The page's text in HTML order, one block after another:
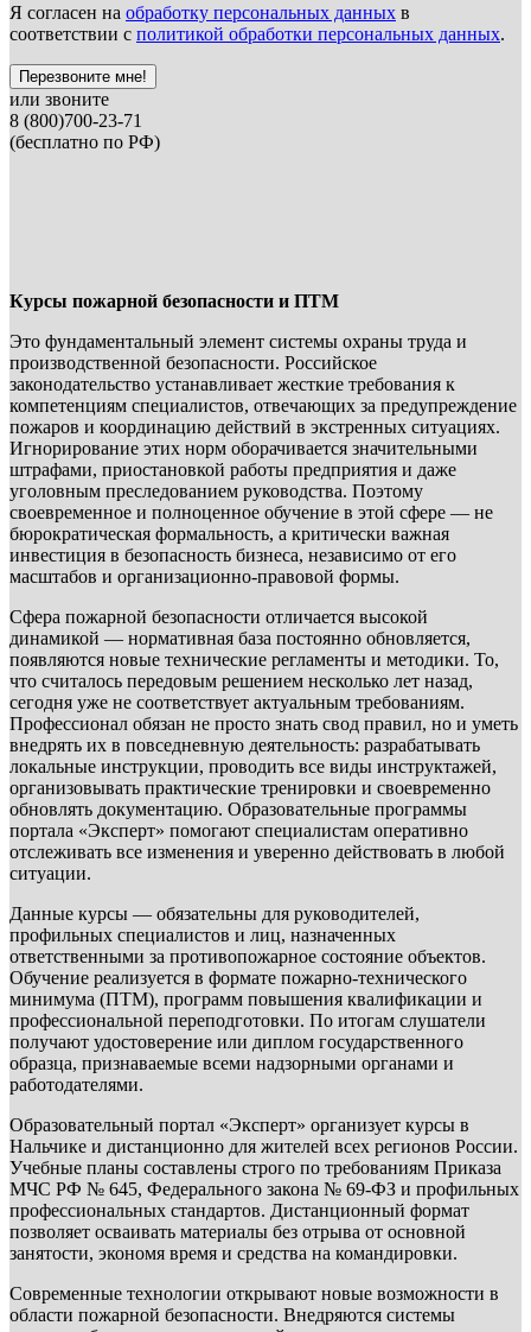
Я согласен на обработку персональных данных в
соответствии с политикой обработки персональных данных.
Перезвоните мне!
или звоните
8 (800)700-23-71
(бесплатно по РФ)
Курсы пожарной безопасности и ПТМ
Это фундаментальный элемент системы охраны труда и
производственной безопасности. Российское
законодательство устанавливает жесткие требования к
компетенциям специалистов, отвечающих за предупреждение
пожаров и координацию действий в экстренных ситуациях.
Игнорирование этих норм оборачивается значительными
штрафами, приостановкой работы предприятия и даже
уголовным преследованием руководства. Поэтому
своевременное и полноценное обучение в этой сфере — не
бюрократическая формальность, а критически важная
инвестиция в безопасность бизнеса, независимо от его
масштабов и организационно-правовой формы.
Сфера пожарной безопасности отличается высокой
динамикой — нормативная база постоянно обновляется,
появляются новые технические регламенты и методики. То,
что считалось передовым решением несколько лет назад,
сегодня уже не соответствует актуальным требованиям.
Профессионал обязан не просто знать свод правил, но и уметь
внедрять их в повседневную деятельность: разрабатывать
локальные инструкции, проводить все виды инструктажей,
организовывать практические тренировки и своевременно
обновлять документацию. Образовательные программы
портала «Эксперт» помогают специалистам оперативно
отслеживать все изменения и уверенно действовать в любой
ситуации.
Данные курсы — обязательны для руководителей,
профильных специалистов и лиц, назначенных
ответственными за противопожарное состояние объектов.
Обучение реализуется в формате пожарно-технического
минимума (ПТМ), программ повышения квалификации и
профессиональной переподготовки. По итогам слушатели
получают удостоверение или диплом государственного
образца, признаваемые всеми надзорными органами и
работодателями.
Образовательный портал «Эксперт» организует курсы в
Нальчике и дистанционно для жителей всех регионов России.
Учебные планы составлены строго по требованиям Приказа
МЧС РФ № 645, Федерального закона № 69-ФЗ и профильных
профессиональных стандартов. Дистанционный формат
позволяет осваивать материалы без отрыва от основной
занятости, экономя время и средства на командировки.
Современные технологии открывают новые возможности в
области пожарной безопасности. Внедряются системы